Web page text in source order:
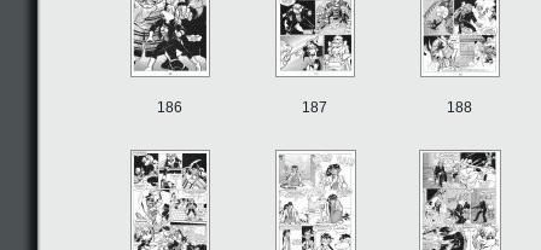
186 187 188